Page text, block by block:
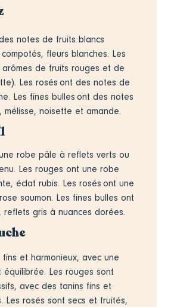
notes de fruits blancs
fleurs blanches. Les
de fruits rouges et de
Les rosés ont des notes de
Les fines bulles ont des notes
mélisse, noisette et amande.
robe pâle à reflets verts ou
Les rouges ont une robe
éclat rubis. Les rosés ont une
saumon. Les fines bulles ont
reflets gris à nuances dorées.
fins et harmonieux, avec une
Les rouges sont
avec des tanins fins et
Les rosés sont secs et fruités,